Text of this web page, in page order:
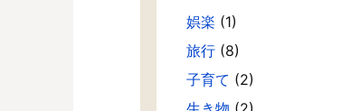
娯楽 (1)
旅行 (8)
子育て (2)